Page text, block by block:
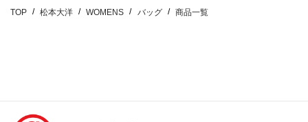
TOP 松本大洋 WOMENS バッグ 商品一覧